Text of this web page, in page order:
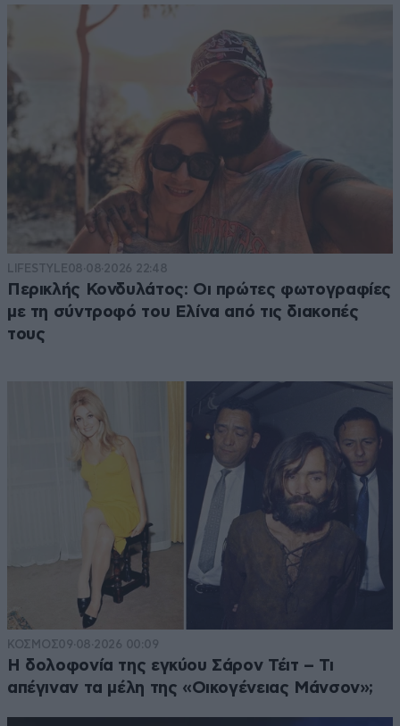
LIFESTYLE08·08·2026 22:48
Περικλής Κονδυλάτος: Οι πρώτες φωτογραφίες
με τη σύντροφό του Ελίνα από τις διακοπές
τους
ΚΟΣΜΟΣ09·08·2026 00:09
Η δολοφονία της εγκύου Σάρον Τέιτ – Τι
απέγιναν τα μέλη της «Οικογένειας Μάνσον»;